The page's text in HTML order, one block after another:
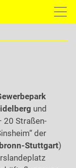
und
20 Straßen-
der
Stuttgart)